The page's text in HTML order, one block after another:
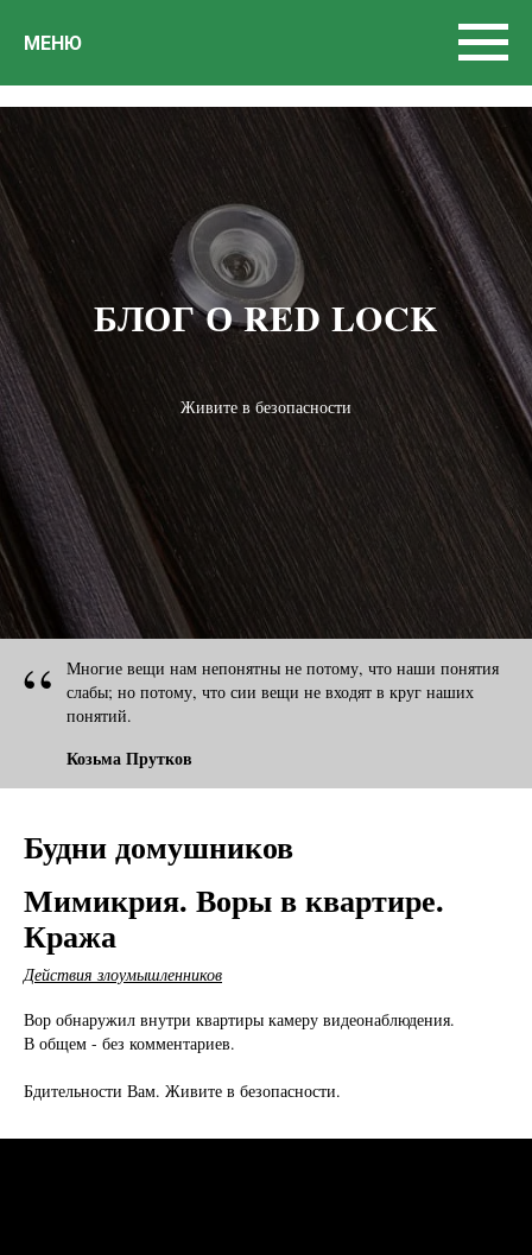
МЕНЮ
БЛОГ О RED LOCK
Живите в безопасности
“
Многие вещи нам непонятны не потому, что наши понятия
слабы; но потому, что сии вещи не входят в круг наших
понятий.
Козьма Прутков
Будни домушников
Мимикрия. Воры в квартире.
Кража
Действия злоумышленников
Вор обнаружил внутри квартиры камеру видеонаблюдения.
В общем - без комментариев.
Бдительности Вам. Живите в безопасности.